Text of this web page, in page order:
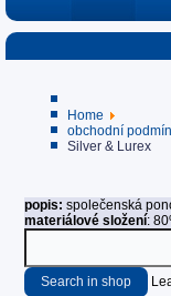
Home
obchodní
Silver & Lurex
popis: společenská
materiálové složení: